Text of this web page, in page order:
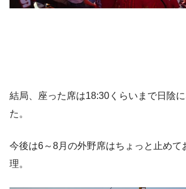
結局、座った席は18:30くらいまで日陰
た。
今後は6～8月の外野席はちょっと止めて
理。